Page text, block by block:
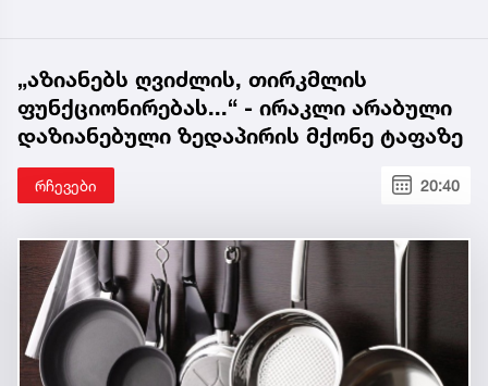
„აზიანებს ღვიძლის, თირკმლის
ფუნქციონირებას...“ - ირაკლი არაბული
დაზიანებული ზედაპირის მქონე ტაფაზე
რჩევები 20:40